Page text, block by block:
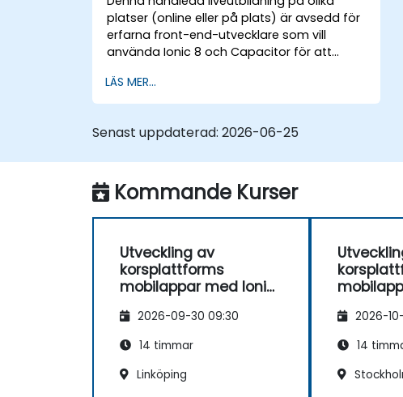
platser (online eller på plats) är avsedd för
erfarna front-end-utvecklare som vill
använda Ionic 8 och Capacitor för att
mobilappar och progressiva webbappar
från en enda kodbas.
LÄS MER...
Senast uppdaterad: 2026-06-25
Kommande Kurser
Utveckling av
korsplattforms
mobilappar med Ionic
2026-09-30 09:30
14 timmar
Linköping
2026-
14